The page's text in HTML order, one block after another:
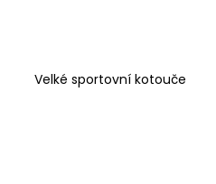
Velké sportovní kotouče